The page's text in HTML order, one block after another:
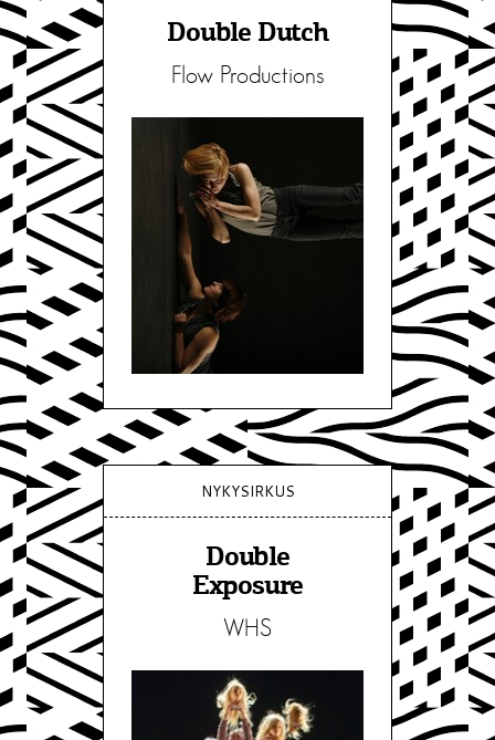
Double Dutch
Flow Productions
NYKYSIRKUS
Double
Exposure
WHS